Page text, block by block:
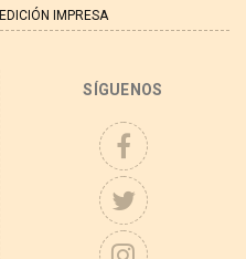
EDICIÓN IMPRESA
SÍGUENOS